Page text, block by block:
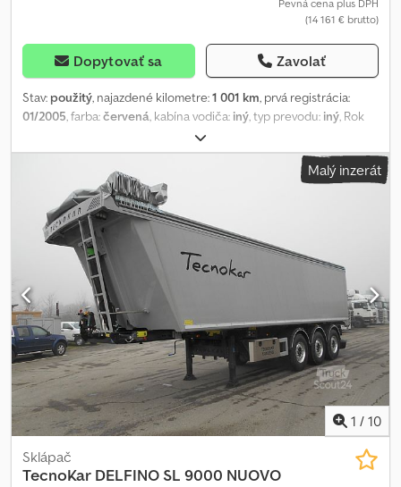
případné nesrovnalosti v technickém vybavení, výbavě či
popisu. Doporučujeme ověřit konkrétní vlastnosti vozidla.
Pevná cena plus DPH
(14 161 € brutto)
Dopytovať sa Zavolať
Stav: použitý, najazdené kilometre:1 001 km, prvá registrácia:
01/2005, farba:červená, kabína vodiča: iný, typ prevodu: iný, Rok
centrálne zamykanie, žeriav
vozidla: Bovenden, žeriav na zadnej časti, odpojiteľný, núdzové
vypínanie, ovládanie hydraulickej svorky, skladateľný, vyvýšená
plošina, 2-bodové mechanické podpery, 3 hydraulické vysúvacie
ramená. Konštrukcia: Palfinger PKG 12001 B s odpojiteľnou
konzolou, diagram nosnosti vyvýšenej plošiny: 3,7 m – 3 010 kg, 5,1
m – 2 100 kg, 7,1 m – 1 470 kg, 9,2 m – 1 110 kg! Žeriav je vybavený
rádiovým prenosom, ale nemá diaľkové ovládanie. Toto však
možno za príplatok zakúpiť. ÚDAJE O PRÍSLUŠENSTVE SÚ
UVEDENÉ BEZ ZÁRUKY, zmeny, predaj a chyby vyhradené! Crjdpfx
Acjummulsbsf
Malý inzerát
1 / 10
Sklápač
TecnoKar DELFINO SL 9000 NUOVO